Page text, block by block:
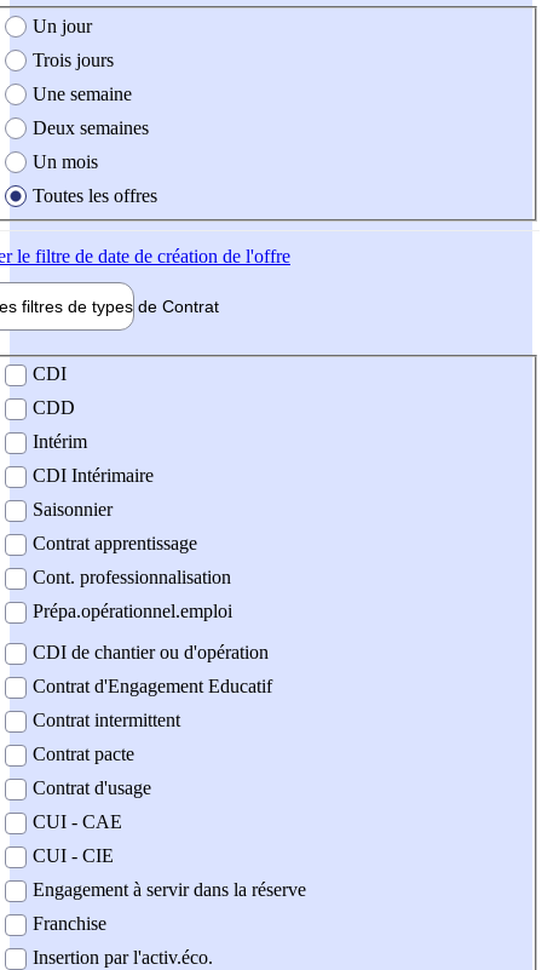
création de l'offre
Un jour
Trois jours
Une semaine
Deux semaines
Un mois
Toutes les offres
le filtre de date de création de l'offre
filtres de types de Contrat
contrat
CDI
CDD
Intérim
CDI Intérimaire
Saisonnier
Contrat apprentissage
Cont. professionnalisation
Prépa.opérationnel.emploi
CDI de chantier ou d'opération
Contrat d'Engagement Educatif
Contrat intermittent
Contrat pacte
Contrat d'usage
CUI - CAE
CUI - CIE
Engagement à servir dans la réserve
Franchise
Insertion par l'activ.éco.